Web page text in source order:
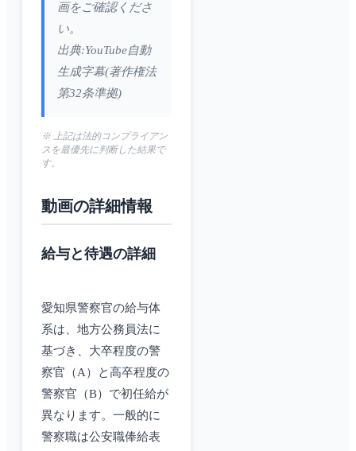
画をご確認くださ
い。
出典:YouTube自動
生成字幕(著作権法
第32条準拠)
※ 上記は法的コンプライアン
スを最優先に判断した結果で
す。
動画の詳細情報
給与と待遇の詳細
愛知県警察官の給与体
系は、地方公務員法に
基づき、大卒程度の警
察官（A）と高卒程度の
警察官（B）で初任給が
異なります。一般的に
警察職は公安職俸給表